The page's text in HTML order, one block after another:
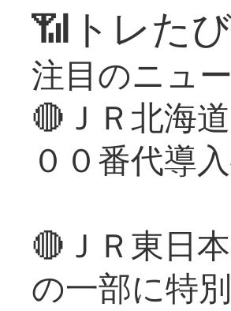
📶トレた
注目のニュ
🔴ＪＲ北海
００番代導
🔴ＪＲ東日
の一部に特